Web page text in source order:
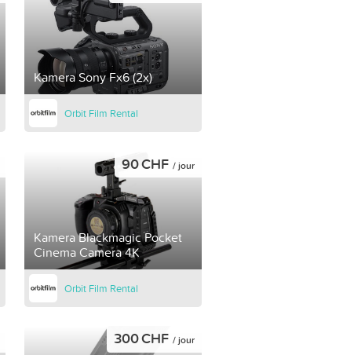
Kamera Sony Fx6 (2x)
Orbit Film Rental
Kamera Blackmagic Pocket
Cinema Camera 4K
90 CHF / jour
Orbit Film Rental
300 CHF / jour